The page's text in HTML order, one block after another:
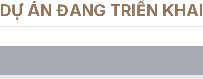
DỰ ÁN ĐANG TRIỂN KHAI